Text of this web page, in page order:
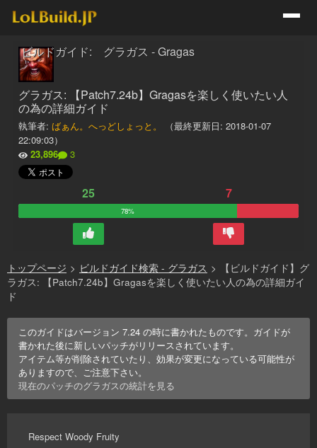
ビルドガイド: グラガス - Gragas
グラガス: 【Patch7.24b】Gragasを楽しく使いたい人
の為の詳細ガイド
執筆者: ばぁん。へっどしょっと。 （最終更新日: 2018-01-07
22:09:03）
23,896
3
25 7
78%
トップページ > ビルドガイド検索 - グラガス >
【ビルドガイド】グ
ラガス: 【Patch7.24b】Gragasを楽しく使いたい人の為の詳細ガイ
ド
このガイドはバージョン7.24 の時に書かれたものです。ガイドが
書かれた後に新しいパッチがリリースされています。
アイテム等が削除されていたり、効果が変更になっている可能性が
ありますので、ご注意下さい。
現在のパッチのグラガスの統計を見る
Respect Woody Fruity